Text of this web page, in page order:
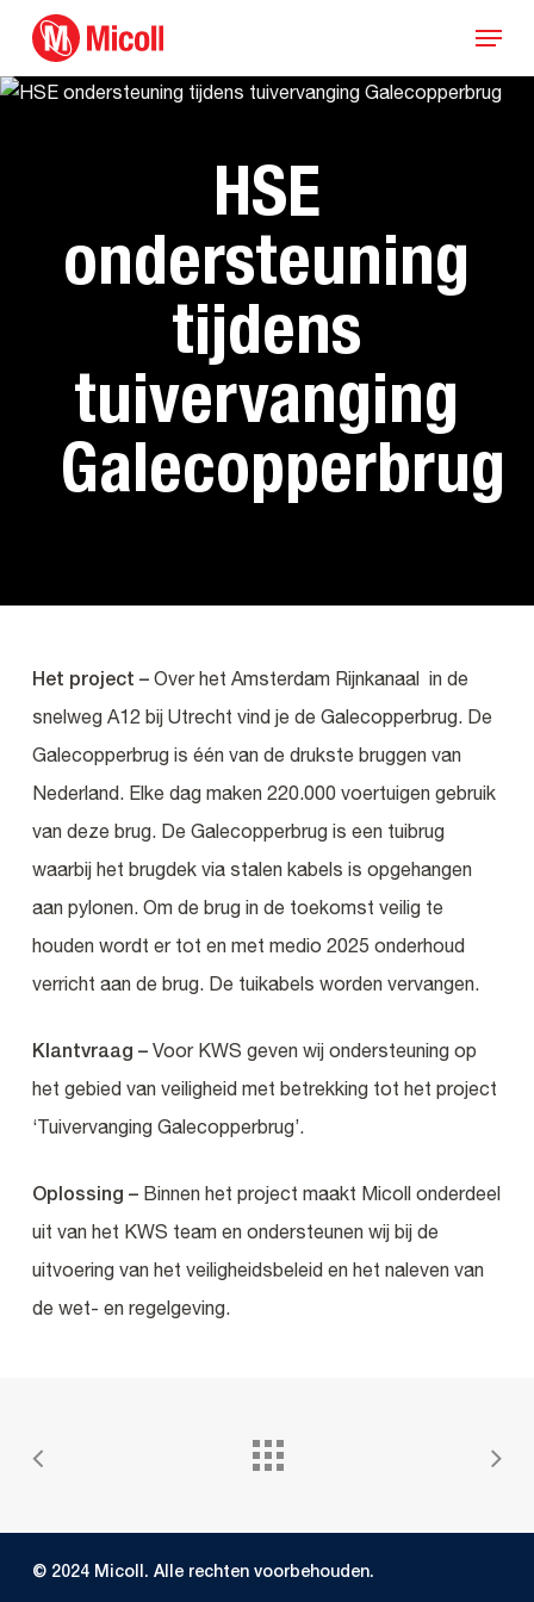
main
Menu
HSE
ondersteuning
tijdens
tuivervanging
Galecopperbrug
Het project –Over het Amsterdam Rijnkanaal in de
snelweg A12 bij Utrecht vind je de Galecopperbrug. De
Galecopperbrug is één van de drukste bruggen van
Nederland. Elke dag maken 220.000 voertuigen gebruik
van deze brug. De Galecopperbrug is een tuibrug
waarbij het brugdek via stalen kabels is opgehangen
aan pylonen. Om de brug in de toekomst veilig te
houden wordt er tot en met medio 2025 onderhoud
verricht aan de brug. De tuikabels worden vervangen.
Klantvraag –Voor KWS geven wij ondersteuning op
het gebied van veiligheid met betrekking tot het project
‘Tuivervanging Galecopperbrug’.
Oplossing –Binnen het project maakt Micoll onderdeel
uit van het KWS team en ondersteunen wij bij de
uitvoering van het veiligheidsbeleid en het naleven van
de wet- en regelgeving.
© 2024 Micoll. Alle rechten voorbehouden.